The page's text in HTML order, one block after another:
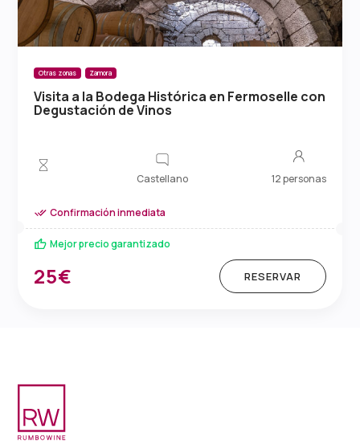
Otras zonas Zamora
Visita a la Bodega Histórica en Fermoselle con
Degustación de Vinos
Castellano 12 personas
Confirmación inmediata
Mejor precio garantizado
25€ RESERVAR